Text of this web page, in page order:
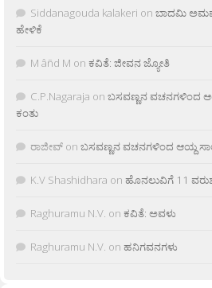
Siddanagouda kalakeri on ಬಾದಮಿ
ಹೇಳಿಕೆ
M âñd M on ಕವಿತೆ: ಜೀವನ ಜ್ಯೋತಿ
C.P.Nagaraja on ಬಸವಣ್ಣನ ವಚನಗಳಿಂದ
ಕಂತು
ರಾಜೀವ್ on ಬಸವಣ್ಣನ ವಚನಗಳಿಂದ ಆಯ್ದ
K.V Shashidhara on ಹೊನಲುವಿಗೆ 11
Raghuramu N.V. on ಕವಿತೆ: ಅವಳು
Raghuramu N.V. on ಹನಿಗವನಗಳು